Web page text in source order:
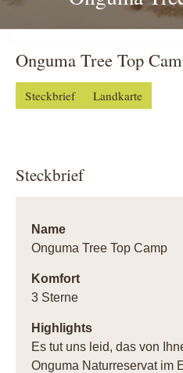
Onguma Tree Top
Steckbrief Landkarte
Steckbrief
Name
Onguma Tree Top Camp
Komfort
3 Sterne
Highlights
Es tut uns leid, das von
Onguma Naturreservat im